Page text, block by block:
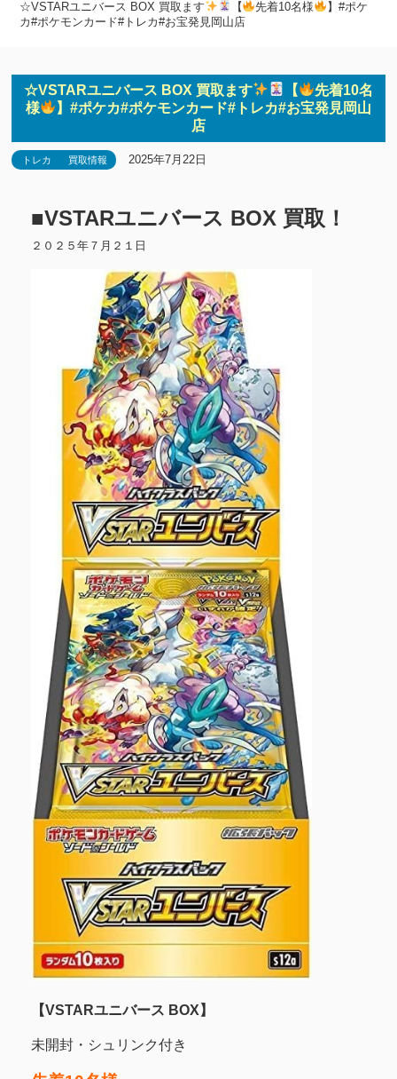
☆VSTARユニバース BOX 買取ます
【 先着10名様
】#ポケ
カ#ポケモンカード#トレカ#お宝発見岡山店
☆VSTARユニバース BOX 買取ます 【
先着10名
様
】#ポケカ#ポケモンカード#トレカ#お宝発見岡山
店
トレカ 買取情報 2025年7月22日
■VSTARユニバース BOX 買取 ！
２０２５年７月２１日
【VSTARユニバース BOX】
未開封・シュリンク付き